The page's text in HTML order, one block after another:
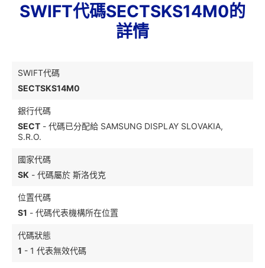
SWIFT代碼SECTSKS14M0的
詳情
SWIFT代碼
SECTSKS14M0
銀行代碼
SECT - 代碼已分配給 SAMSUNG DISPLAY SLOVAKIA,
S.R.O.
國家代碼
SK - 代碼屬於 斯洛伐克
位置代碼
S1 - 代碼代表機構所在位置
代碼狀態
1 - 1 代表無效代碼